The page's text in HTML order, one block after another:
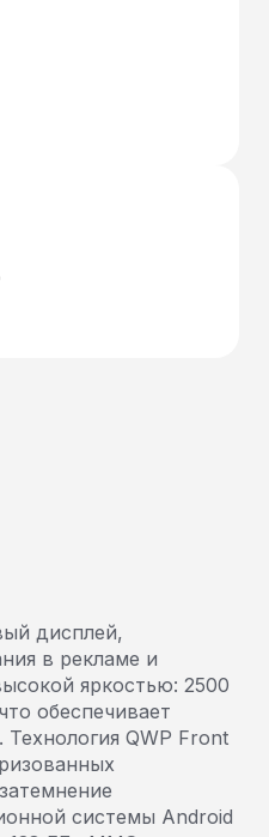
дисплей,
в рекламе и
яркостью: 2500
обеспечивает
QWP Front
системы Android